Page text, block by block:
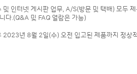
및 인터넷 게시판 업무, A/S(방문 및 택배) 모두
다.(Q&A 및 FAQ 열람은 가능)
년 8월 2일(수) 오전 입고된 제품까지 정상